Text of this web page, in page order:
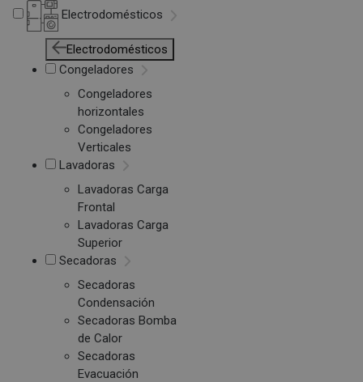
Electrodomésticos
Electrodomésticos
Congeladores
Congeladores
horizontales
Congeladores
Verticales
Lavadoras
Lavadoras Carga
Frontal
Lavadoras Carga
Superior
Secadoras
Secadoras
Condensación
Secadoras Bomba
de Calor
Secadoras
Evacuación